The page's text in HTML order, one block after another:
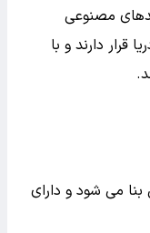
مصنوعی
دارند و با
می شود و دارای